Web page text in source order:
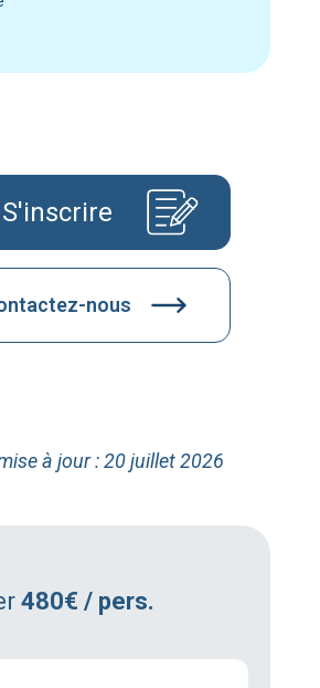
S'inscrire
nous
à jour : 20 juillet 2026
480€ / pers.